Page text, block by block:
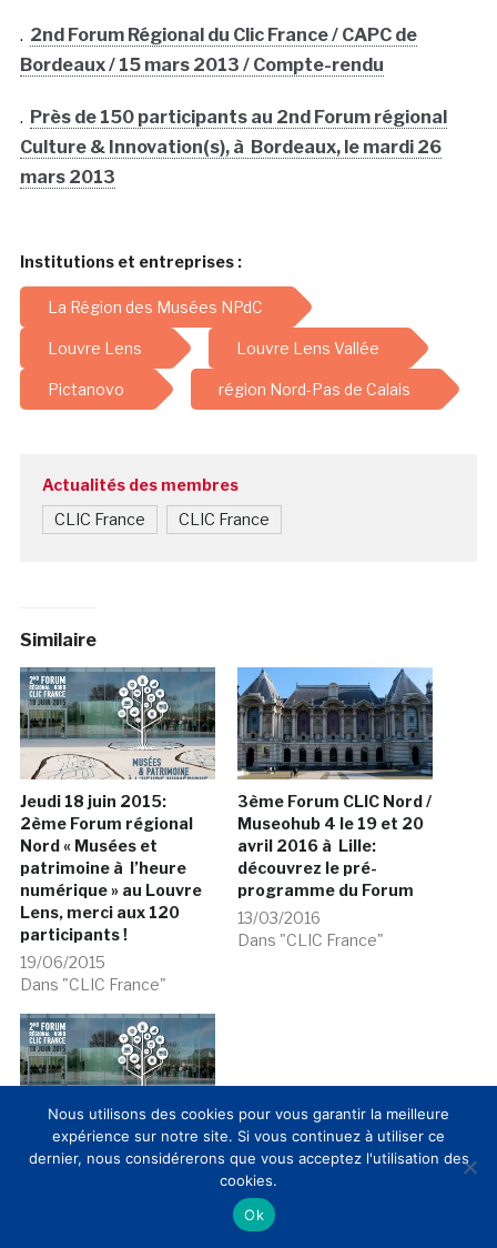
. 2nd Forum Régional du Clic France / CAPC de
Bordeaux / 15 mars 2013 / Compte-rendu
. Près de 150 participants au 2nd Forum régional
Culture & Innovation(s), à Bordeaux, le mardi 26
mars 2013
Institutions et entreprises :
La Région des Musées NPdC
Louvre Lens Louvre Lens Vallée
Pictanovo région Nord-Pas de Calais
Actualités des membres
CLIC France CLIC France
Similaire
Jeudi 18 juin 2015:
2ème Forum régional
Nord « Musées et
patrimoine à l’heure
numérique » au Louvre
Lens, merci aux 120
participants !
19/06/2015
Dans "CLIC France"
3ème Forum CLIC Nord /
Museohub 4 le 19 et 20
avril 2016 à Lille:
découvrez le pré-
programme du Forum
13/03/2016
Dans "CLIC France"
Les intervenants du
2ème Forum régional
Nous utilisons des cookies pour vous garantir la meilleure
expérience sur notre site. Si vous continuez à utiliser ce
dernier, nous considérerons que vous acceptez l'utilisation des
cookies.
Ok